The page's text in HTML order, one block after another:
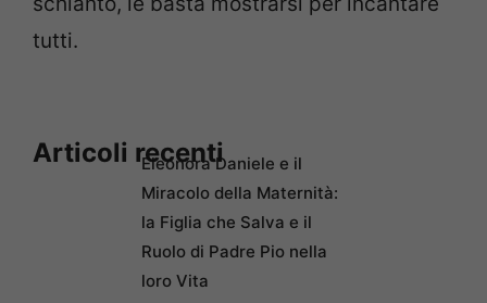
tutti.
Articoli recentiEleonora Daniele e il
Miracolo della Maternità:
la Figlia che Salva e il
Ruolo di Padre Pio nella
loro Vita